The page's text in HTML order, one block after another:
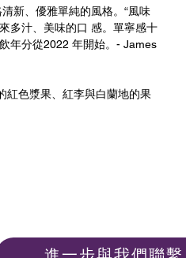
新、優雅單純的風格。“風味
多汁、美味的口 感。單寧感十
年分從2022 年開始。- James
紅色漿果、紅李與白蘭地的果